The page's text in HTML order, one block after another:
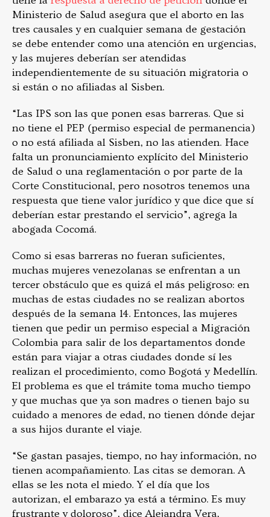
Ministerio de Salud asegura que el aborto en las
tres causales y en cualquier semana de gestación
se debe entender como una atención en urgencias,
y las mujeres deberían ser atendidas
independientemente de su situación migratoria o
si están o no afiliadas al Sisben.
“Las IPS son las que ponen esas barreras. Que si
no tiene el PEP (permiso especial de permanencia)
o no está afiliada al Sisben, no las atienden. Hace
falta un pronunciamiento explícito del Ministerio
de Salud o una reglamentación o por parte de la
Corte Constitucional, pero nosotros tenemos una
respuesta que tiene valor jurídico y que dice que sí
deberían estar prestando el servicio”, agrega la
abogada Cocomá.
Como si esas barreras no fueran suficientes,
muchas mujeres venezolanas se enfrentan a un
tercer obstáculo que es quizá el más peligroso: en
muchas de estas ciudades no se realizan abortos
después de la semana 14. Entonces, las mujeres
tienen que pedir un permiso especial a Migración
Colombia para salir de los departamentos donde
están para viajar a otras ciudades donde sí les
realizan el procedimiento, como Bogotá y Medellín.
El problema es que el trámite toma mucho tiempo
y que muchas que ya son madres o tienen bajo su
cuidado a menores de edad, no tienen dónde dejar
a sus hijos durante el viaje.
“Se gastan pasajes, tiempo, no hay información, no
tienen acompañamiento. Las citas se demoran. A
ellas se les nota el miedo. Y el día que los
autorizan, el embarazo ya está a término. Es muy
frustrante y doloroso”, dice Alejandra Vera,